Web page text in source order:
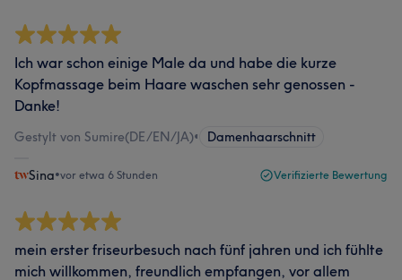
Ich war schon einige Male da und habe die kurze
Kopfmassage beim Haare waschen sehr genossen -
Danke!
Gestylt von Sumire(DE/EN/JA)• Damenhaarschnitt
Sina•vor etwa 6 Stunden Verifizierte Bewertung
mein erster friseurbesuch nach fünf jahren und ich fühlte
mich willkommen, freundlich empfangen, vor allem